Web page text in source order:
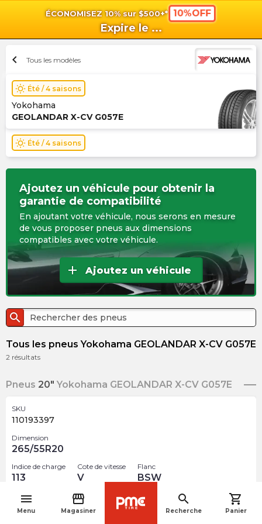
ÉCONOMISEZ 10% sur $500+* 10%OFF
Expire le ...
menu
Menu
storefront
Magasiner
search
Recherche
shopping_cart
Panier
chevron_left Tous les modèles
wb_sunny Été / 4 saisons
Yokohama
GEOLANDAR X-CV G057E
wb_sunny Été / 4 saisons
Ajoutez un véhicule pour obtenir la
garantie de compatibilité
En ajoutant votre véhicule, nous serons en mesure
de vous proposer pneus aux dimensions
compatibles avec votre véhicule.
add Ajoutez un véhicule
search
Tous les pneus Yokohama GEOLANDAR X-CV G057E
2 résultats
Pneus 20" Yokohama GEOLANDAR X-CV G057E
SKU
110193397
Dimension
265/55R20
Indice de charge
113
Cote de vitesse
V
Flanc
BSW
$668.61 arrow_forward
navigate_before